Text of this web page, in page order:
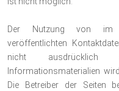
Der Nutzung von im
veröffentlichten
nicht ausdrücklich
Informationsmaterialien
Die Betreiber der Seiten